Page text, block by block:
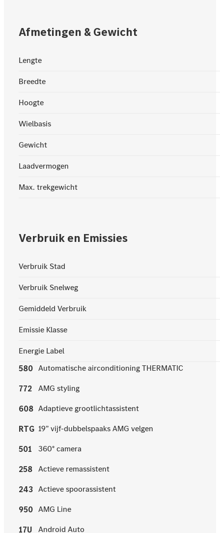
Afmetingen & Gewicht
Lengte
Breedte
Hoogte
Wielbasis
Gewicht
Laadvermogen
Max. trekgewicht
Verbruik en Emissies
Verbruik Stad
Verbruik Snelweg
Gemiddeld Verbruik
Emissie Klasse
Energie Label
580 Automatische airconditioning THERMATIC
772 AMG styling
608 Adaptieve grootlichtassistent
RTG 19” vijf-dubbelspaaks AMG velgen
501 360° camera
258 Actieve remassistent
243 Actieve spoorassistent
950 AMG Line
17U Android Auto